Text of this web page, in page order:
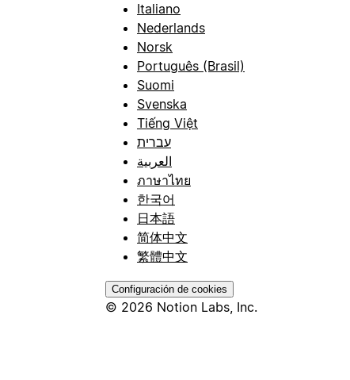
Italiano
Nederlands
Norsk
Português (Brasil)
Suomi
Svenska
Tiếng Việt
עברית
العربية
ภาษาไทย
한국어
日本語
简体中文
繁體中文
Configuración de cookies
© 2026 Notion Labs, Inc.